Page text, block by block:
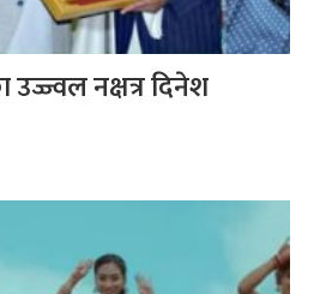
उज्ज्वल नक्षत्र दिनेश